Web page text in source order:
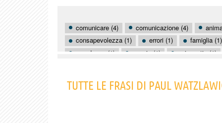
comunicare (4) comunicazione (4)
consapevolezza (1)
errori (1)
famiglia (1)
paradosso (1)
pazzia (1) psicopatia (1)
TUTTE LE FRASI DI PAUL